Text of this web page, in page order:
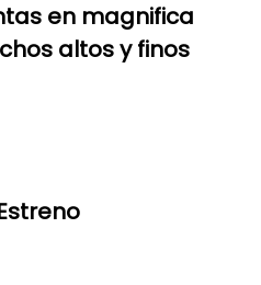
en magnifica
altos y finos